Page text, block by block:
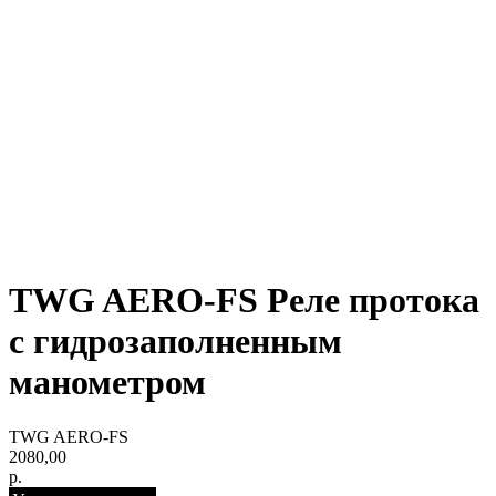
TWG AERO-FS Реле протока
с гидрозаполненным
манометром
TWG AERO-FS
2080,00
р.